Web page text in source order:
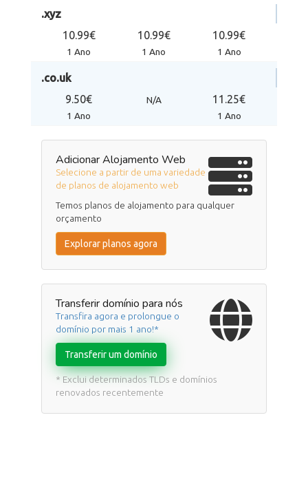
.xyz
10.99€
1 Ano
10.99€
1 Ano
10.99€
1 Ano
.co.uk
9.50€
1 Ano
N/A 11.25€
1 Ano
Adicionar Alojamento Web
Selecione a partir de uma variedade
de planos de alojamento web
Temos planos de alojamento para qualquer
orçamento
Explorar planos agora
Transferir domínio para nós
Transfira agora e prolongue o
domínio por mais 1 ano!*
Transferir um domínio
* Exclui determinados TLDs e domínios
renovados recentemente